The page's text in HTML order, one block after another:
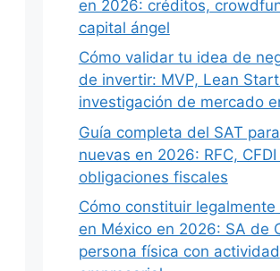
en 2026: créditos,
capital ángel
Cómo validar tu idea de
de invertir: MVP, Lean
investigación de mercado
Guía completa del SAT
nuevas en 2026: RFC,
obligaciones fiscales
Cómo constituir
en México en 2026: SA de
persona física con actividad